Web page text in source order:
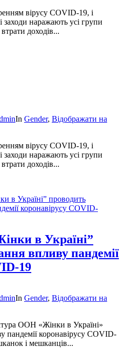
вірусу COVID-19, і
заходи наражають усі групи
доходів...
In Gender, Відображати на
вірусу COVID-19, і
заходи наражають усі групи
доходів...
в Україні”
впливу пандемії
19
In Gender, Відображати на
ООН «Жінки в Україні»
пандемії коронавірусу COVID-
і мешканців...